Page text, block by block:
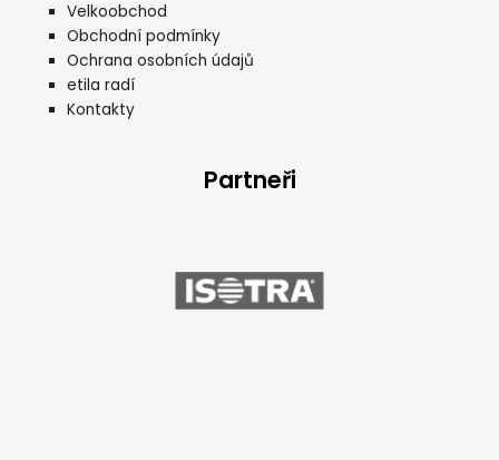
Velkoobchod
Obchodní podmínky
Ochrana osobních údajů
etila radí
Kontakty
Partneři